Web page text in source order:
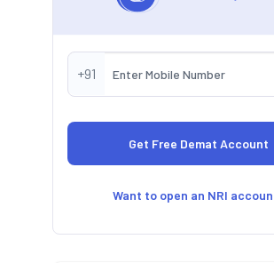
+91
Want to open an NRI